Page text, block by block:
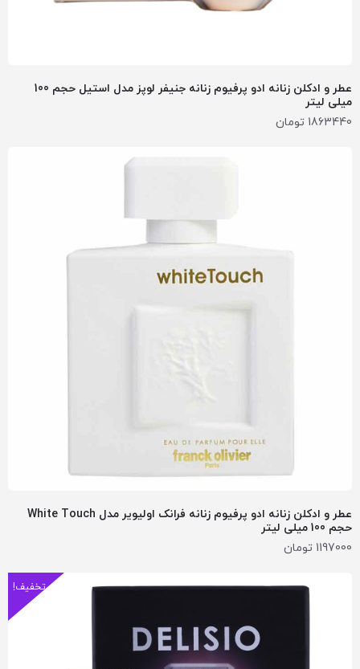
عطر و ادکلن زنانه ادو پرفیوم زنانه جنیفر لوپز مدل استیل حجم 100
میلی لیتر
1863440 تومان
عطر و ادکلن زنانه ادو پرفیوم زنانه فرانک اولیویر مدل White Touch
حجم 100 میلی لیتر
1197000 تومان
تخفیف!